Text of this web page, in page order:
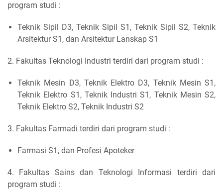
program studi :
Teknik Sipil D3, Teknik Sipil S1, Teknik Sipil S2, Teknik
Arsitektur S1, dan Arsitektur Lanskap S1
2. Fakultas Teknologi Industri terdiri dari program studi :
Teknik Mesin D3, Teknik Elektro D3, Teknik Mesin S1,
Teknik Elektro S1, Teknik Industri S1, Teknik Mesin S2,
Teknik Elektro S2, Teknik Industri S2
3. Fakultas Farmadi terdiri dari program studi :
Farmasi S1, dan Profesi Apoteker
4. Fakultas Sains dan Teknologi Informasi terdiri dari
program studi :